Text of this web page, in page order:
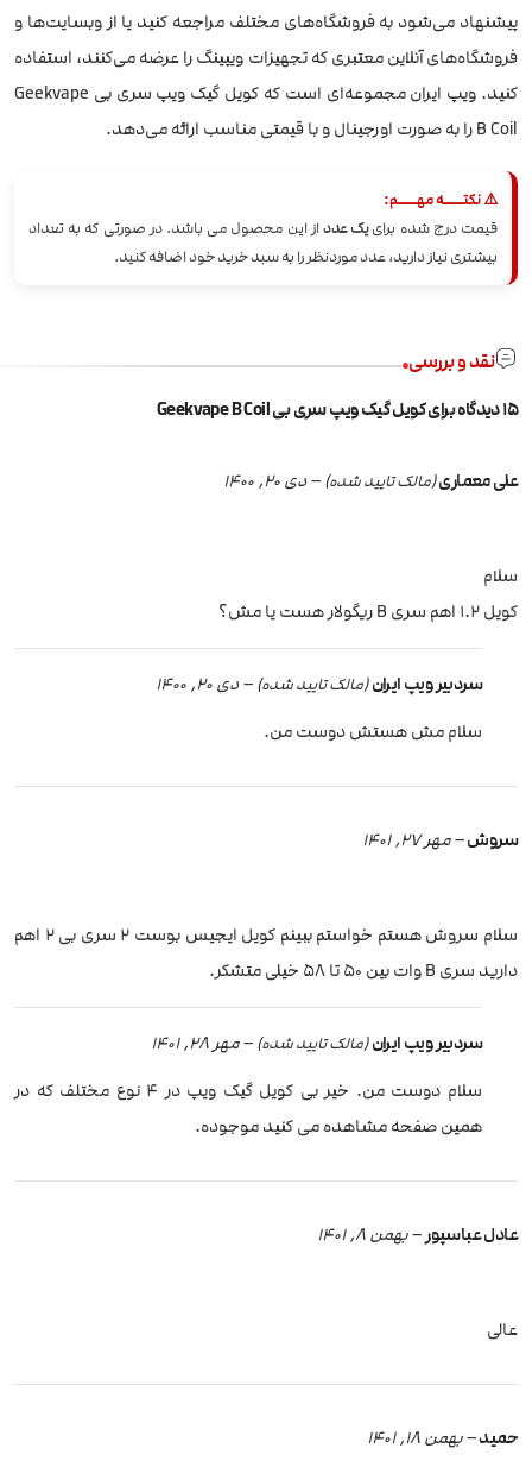
پیشنهاد می‌شود به فروشگاه‌های مختلف مراجعه کنید یا از وبسایت‌ها و
فروشگاه‌های آنلاین معتبری که تجهیزات ویپینگ را عرضه می‌کنند، استفاده
کنید. ویپ ایران مجموعه‌ای است که کویل گیک ویپ سری بی Geekvape
B Coil را به صورت اورجینال و با قیمتی مناسب ارائه می‌دهد.
⚠️ نکتــــه مهــــم:
قیمت درج شده براییک عدداز این محصول می باشد. در صورتی که به تعداد
بیشتری نیاز دارید، عدد موردنظر را به سبد خرید خود اضافه کنید.
نقد و بررسی
15 دیدگاه برای کویل گیک ویپ سری بی Geekvape B Coil
علی معماری(مالک تایید شده) – دی 20, 1400
سلام
کویل 1.2 اهم سری B ریگولار هست یا مش؟
سردبیر ویپ ایران(مالک تایید شده) – دی 20, 1400
سلام مش هستش دوست من.
سروش– مهر 27, 1401
سلام سروش هستم خواستم ببینم کویل ایجیس بوست ۲ سری بی ۲ اهم
دارید سری B وات بین ۵۰ تا ۵۸ خیلی متشکر.
سردبیر ویپ ایران(مالک تایید شده) – مهر 28, 1401
سلام دوست من. خیر بی کویل گیک ویپ در 4 نوع مختلف که در
همین صفحه مشاهده می کنید موجوده.
عادل عباسپور –بهمن 8, 1401
عالی
حمید– بهمن 18, 1401